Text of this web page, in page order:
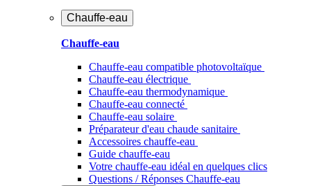
Chauffe-eau
Chauffe-eau
Chauffe-eau compatible photovoltaïque
Chauffe-eau électrique
Chauffe-eau thermodynamique
Chauffe-eau connecté
Chauffe-eau solaire
Préparateur d'eau chaude sanitaire
Accessoires chauffe-eau
Guide chauffe-eau
Votre chauffe-eau idéal en quelques clics
Questions / Réponses Chauffe-eau